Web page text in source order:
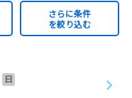
さらに条件
を絞り込む
日